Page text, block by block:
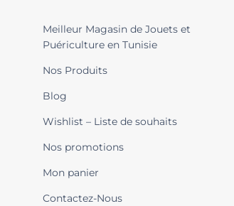
Meilleur Magasin de Jouets et
Puériculture en Tunisie
Nos Produits
Blog
Wishlist – Liste de souhaits
Nos promotions
Mon panier
Contactez-Nous